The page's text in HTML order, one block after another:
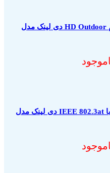
دوربین تحت شبکه بی سیم HD Outdoor دی لینک مدل
تزریق کننده PoE، سازگار با IEEE 802.3at دی لینک مدل